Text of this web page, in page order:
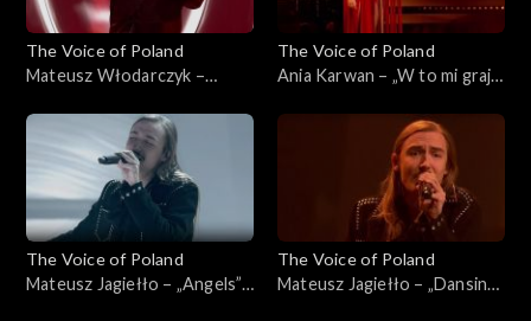
The Voice of Poland
Mateusz Włodarczyk –
Poland”, Live 3, 22 listopada
The Voice of Poland
Ania Karwan – „W to mi graj”,
22 listopada 2025
The Voice of Poland
Mateusz Jagiełło – „Angels”,
The Voice of Poland
Mateusz Jagiełło – „Dansing”,